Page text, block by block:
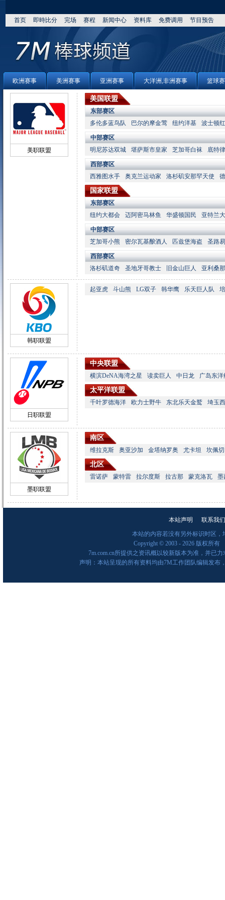
首页 即時比分 完场 赛程 新闻中心 资料库 免费调用 节目预告
欧洲赛事 美洲赛事 亚洲赛事 大洋洲,非洲赛事 篮球
美职联盟
美国联盟
东部赛区
多伦多蓝鸟队
巴尔的摩金莺 纽约洋基 波士顿
中部赛区
明尼苏达双城
堪萨斯市皇家 芝加哥白袜 底特
西部赛区
西雅图水手
奥克兰运动家 洛杉矶安那罕天使
国家联盟
东部赛区
纽约大都会
迈阿密马林鱼 华盛顿国民 亚特兰
中部赛区
芝加哥小熊
密尔瓦基酿酒人 匹兹堡海盗 圣路
西部赛区
洛杉矶道奇
圣地牙哥教士 旧金山巨人 亚利桑
韩职联盟
起亚虎 斗山熊 LG双子 韩华鹰 乐天巨人队
日职联盟
中央联盟
横滨DeNA海湾之星 读卖巨人 中日龙 广岛东洋
太平洋联盟
千叶罗德海洋 欧力士野牛 东北乐天金鹫 埼玉
墨职联盟
南区
维拉克斯 奥亚沙加 金塔纳罗奥 尤卡坦 坎佩切
北区
雷诺萨 蒙特雷 拉尔度斯 拉古那 蒙克洛瓦 墨
本站声明
联系我们
本站的内容若没有另外标识时区，
Copyright © 2003 - 2026 版权所有
7m.com.cn所提供之资讯概以较新版本为准，并已
声明：本站呈现的所有资料均由7M工作团队编辑发布